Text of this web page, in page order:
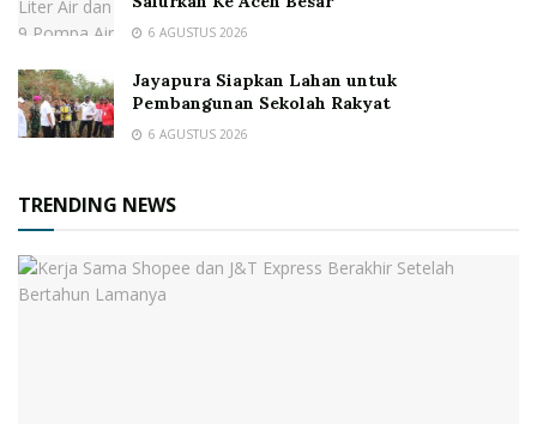
6 AGUSTUS 2026
Jayapura Siapkan Lahan untuk
Pembangunan Sekolah Rakyat
6 AGUSTUS 2026
TRENDING NEWS